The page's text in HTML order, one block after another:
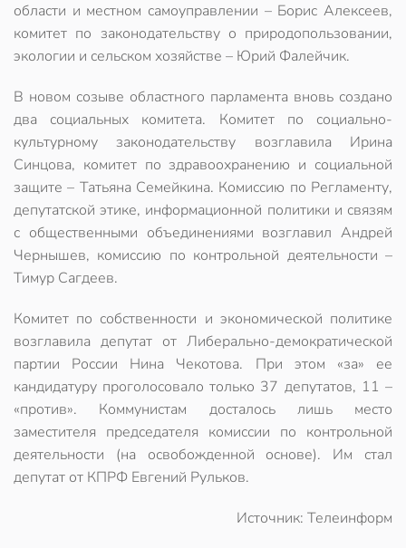
области и местном самоуправлении – Борис Алексеев,
комитет по законодательству о природопользовании,
экологии и сельском хозяйстве – Юрий Фалейчик.
В новом созыве областного парламента вновь создано
два социальных комитета. Комитет по социально-
культурному законодательству возглавила Ирина
Синцова, комитет по здравоохранению и социальной
защите – Татьяна Семейкина. Комиссию по Регламенту,
депутатской этике, информационной политики и связям
с общественными объединениями возглавил Андрей
Чернышев, комиссию по контрольной деятельности –
Тимур Сагдеев.
Комитет по собственности и экономической политике
возглавила депутат от Либерально-демократической
партии России Нина Чекотова. При этом «за» ее
кандидатуру проголосовало только 37 депутатов, 11 –
«против». Коммунистам досталось лишь место
заместителя председателя комиссии по контрольной
деятельности (на освобожденной основе). Им стал
депутат от КПРФ Евгений Рульков.
Источник: Телеинформ